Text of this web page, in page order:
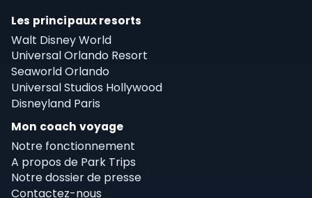
Les principaux resorts
Walt Disney World
Universal Orlando Resort
Seaworld Orlando
Universal Studios Hollywood
Disneyland Paris
Mon coach voyage
Notre fonctionnement
A propos de Park Trips
Notre dossier de presse
Contactez-nous